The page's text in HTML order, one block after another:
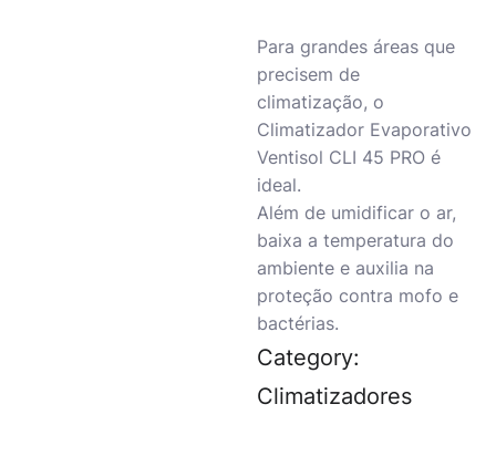
Para grandes áreas que
precisem de
climatização, o
Climatizador Evaporativo
Ventisol CLI 45 PRO é
ideal.
Além de umidificar o ar,
baixa a temperatura do
ambiente e auxilia na
proteção contra mofo e
bactérias.
Category:
Climatizadores